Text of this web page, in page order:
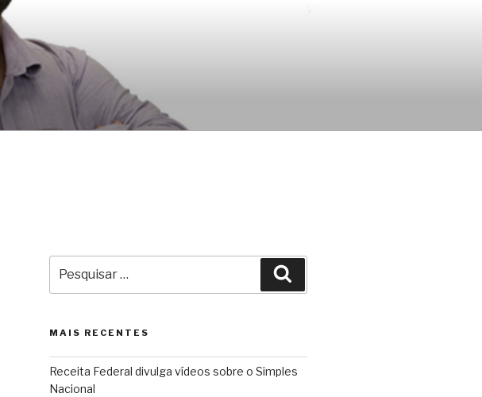
por:
MAIS RECENTES
Receita Federal divulga vídeos sobre o Simples
Nacional